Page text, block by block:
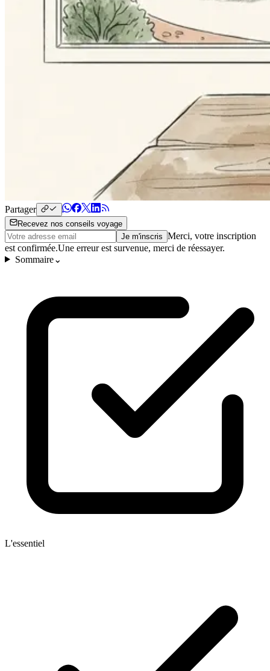
Partager
Recevez nos conseils voyage
Je m'inscris Merci, votre inscription
est confirmée.Une erreur est survenue, merci de réessayer.
Sommaire⌄
L'essentiel